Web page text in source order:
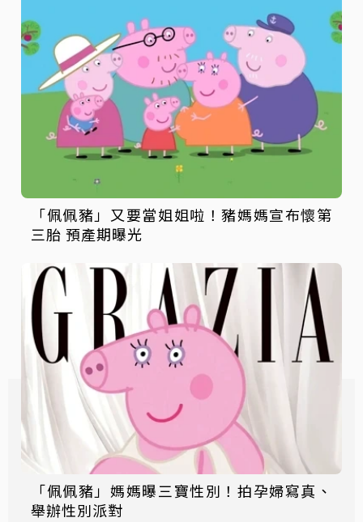
「佩佩豬」又要當姐姐啦！豬媽媽宣布懷第
三胎 預產期曝光
「佩佩豬」媽媽曝三寶性別！拍孕婦寫真、
舉辦性別派對